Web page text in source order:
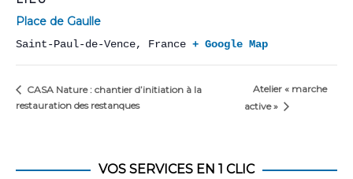
Place de Gaulle
Saint-Paul-de-Vence, France + Google Map
CASA Nature : chantier d’initiation à la
restauration des restanques
Atelier « marche
active »
VOS SERVICES EN 1 CLIC